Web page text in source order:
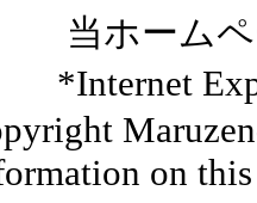
当ホーム
*Internet
on